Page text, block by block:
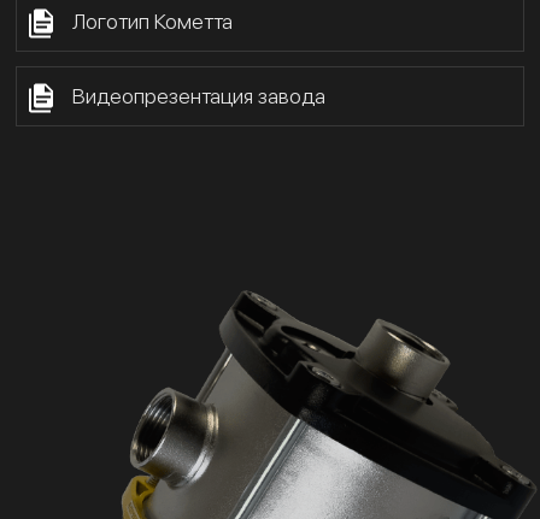
Логотип Кометта
Видеопрезентация завода